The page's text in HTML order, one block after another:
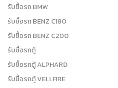
รับซื้อรถ BMW
รับซื้อรถ BENZ C180
รับซื้อรถ BENZ C200
รับซื้อรถตู้
รับซื้อรถตู้ ALPHARD
รับซื้อรถตู้ VELLFIRE